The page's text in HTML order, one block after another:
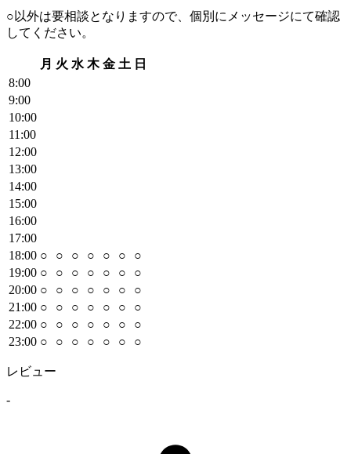
○以外は要相談となりますので、個別にメッセージにて確認
してください。
月 火 水 木 金 土 日
8:00
9:00
10:00
11 :00
12:00
13:00
14:00
15:00
16:00
17:00
18:00 ○ ○ ○ ○ ○ ○
○
19:00 ○ ○ ○ ○ ○ ○
○
20:00 ○ ○ ○ ○ ○ ○
○
21 :00 ○ ○ ○ ○ ○ ○
○
22:00 ○ ○ ○ ○ ○ ○
○
23:00 ○ ○ ○ ○ ○ ○ ○
レビュー
-